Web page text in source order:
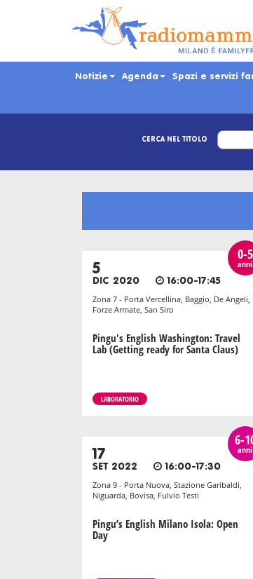
Notizie Agenda Spazi e servizi
CERCA NEL TITOLO
0-5
anni
5
DIC 2020 16:00-17:45
Zona 7 - Porta Vercellina, Baggio, De Angeli,
Forze Armate, San Siro
Pingu's English Washington: Travel
Lab (Getting ready for Santa Claus)
LABORATORIO
6-
anni
17
SET 2022 16:00-17:30
Zona 9 - Porta Nuova, Stazione Garibaldi,
Niguarda, Bovisa, Fulvio Testi
Pingu’s English Milano Isola: Open
Day